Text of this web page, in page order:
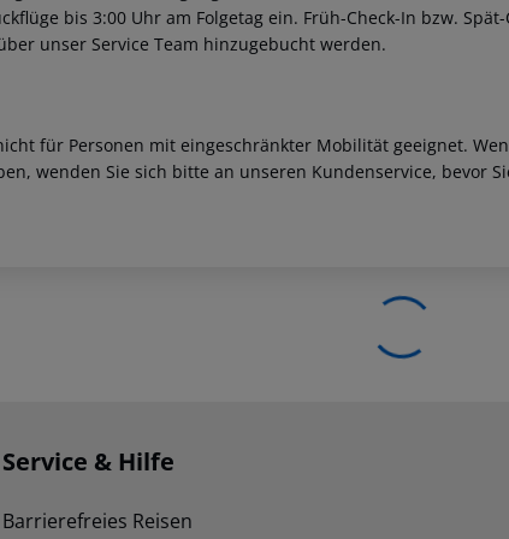
bis 3:00 Uhr am Folgetag ein. Früh-Check-In bzw.
unser Service Team hinzugebucht werden.
für Personen mit eingeschränkter Mobilität geeignet.
wenden Sie sich bitte an unseren Kundenservice, bevor
Service & Hilfe
Barrierefreies Reisen